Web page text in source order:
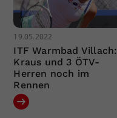
19.05.2022
ITF Warmbad Villach:
Kraus und 3 ÖTV-
Herren noch im
Rennen